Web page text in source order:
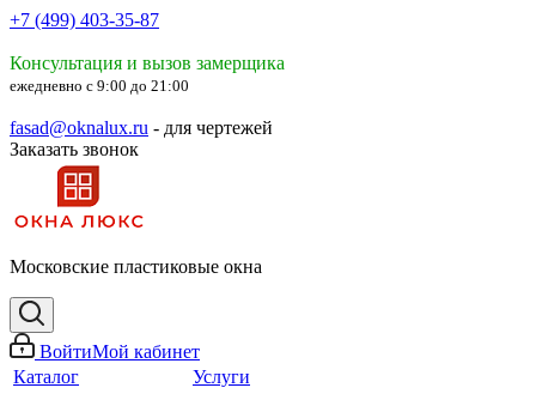
+7 (499) 403-35-87
Консультация и вызов замерщика
ежедневно с 9:00 до 21:00
fasad@oknalux.ru - для чертежей
Заказать звонок
Московские пластиковые окна
ВойтиМой кабинет
Каталог
Услуги